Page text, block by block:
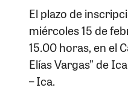
El plazo de
miércoles 15 de
15.00 horas, en el
Elías Vargas” de
– Ica.